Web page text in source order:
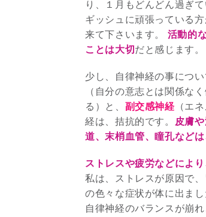
り、１月もどんどん過ぎ
ギッシュに頑張っている
来て下さいます。 活動的
ことは大切だと感じます。
少し、自律神経の事につ
（自分の意志とは関係な
る）と、 副交感神経 （エ
経は、拮抗的です。
皮膚
道、末梢血管、瞳孔など
ストレスや疲労などによ
私は、ストレスが原因で
の色々な症状が体に出ま
自律神経のバランスが崩